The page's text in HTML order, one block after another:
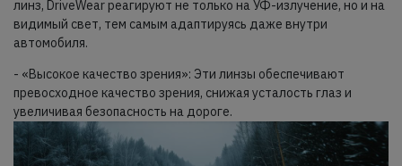
линз, DriveWear реагируют не только на УФ-излучение, но и на
видимый свет, тем самым адаптируясь даже внутри
автомобиля.
- «Высокое качество зрения»: Эти линзы обеспечивают
превосходное качество зрения, снижая усталость глаз и
увеличивая безопасность на дороге.